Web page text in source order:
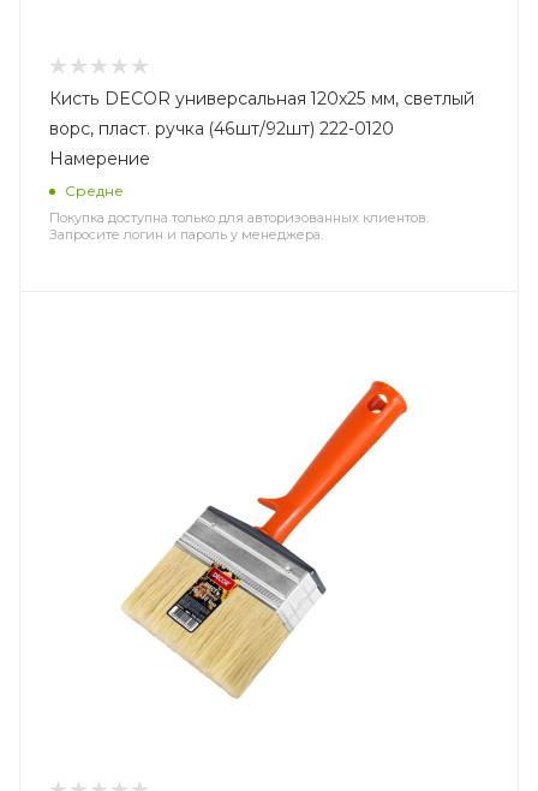
Кисть DECOR универсальная 120х25 мм, светлый
ворс, пласт. ручка (46шт/92шт) 222-0120
Намерение
Средне
Покупка доступна только для авторизованных клиентов.
Запросите логин и пароль у менеджера.